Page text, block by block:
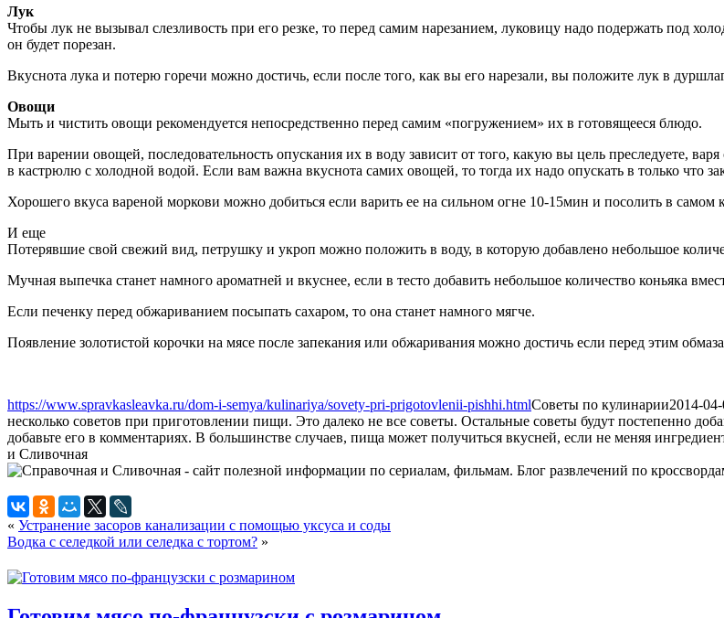
Лук
Чтобы лук не вызывал слезливость при его резке, то перед самим нарезанием, луковицу надо подержать под
он будет порезан.
Вкуснота лука и потерю горечи можно достичь, если после того, как вы его нарезали, вы положите лук в
Овощи
Мыть и чистить овощи рекомендуется непосредственно перед самим «погружением» их в готовящееся блюдо.
При варении овощей, последовательность опускания их в воду зависит от того, какую вы цель преследуете,
в кастрюлю с холодной водой. Если вам важна вкуснота самих овощей, то тогда их надо опускать в только что
Хорошего вкуса вареной моркови можно добиться если варить ее на сильном огне 10-15мин и посолить в самом
И еще
Потерявшие свой свежий вид, петрушку и укроп можно положить в воду, в которую добавлено небольшое
Мучная выпечка станет намного ароматней и вкуснее, если в тесто добавить небольшое количество коньяка
Если печенку перед обжариванием посыпать сахаром, то она станет намного мягче.
Появление золотистой корочки на мясе после запекания или обжаривания можно достичь если перед этим
https://www.spravkasleavka.ru/dom-i-semya/kulinariya/sovety-pri-prigotovlenii-pishhi.htmlСоветы по кулинарии2014-
несколько советов при приготовлении пищи. Это далеко не все советы. Остальные советы будут постепенно
добавьте его в комментариях. В большинстве случаев, пища может получиться вкусней, если не меняя
и Сливочная
« Устранение засоров канализации с помощью уксуса и соды
Водка с селедкой или селедка с тортом? »